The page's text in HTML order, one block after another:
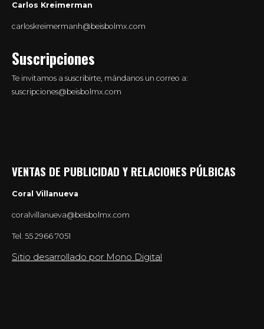
Carlos Kreimerman
carloskreimermanh@beisbolmx.com
Suscripciones
Te invitamos a suscribirte, mándanos un correo a:
suscripciones@beisbolmx.com
VENTAS DE PUBLICIDAD Y RELACIONES PÚLBICAS
Coral Villanueva
coralvillanueva@beisbolmx.com
Tel. 55 2966 7051
Sitio desarrollado por Mono Digital